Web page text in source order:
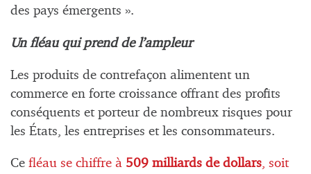
des pays émergents ».
Un fléau qui prend de l’ampleur
Les produits de contrefaçon alimentent un
commerce en forte croissance offrant des profits
conséquents et porteur de nombreux risques pour
les États, les entreprises et les consommateurs.
Ce fléau se chiffre à 509 milliards de dollars, soit